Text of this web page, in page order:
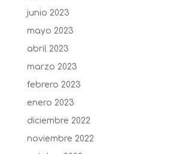
junio 2023
mayo 2023
abril 2023
marzo 2023
febrero 2023
enero 2023
diciembre 2022
noviembre 2022